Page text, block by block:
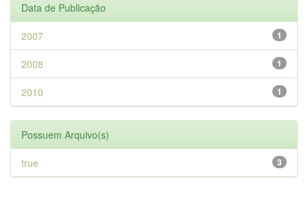
Data de Publicação
1
2007
1
2008
1
2010
Possuem Arquivo(s)
3
true